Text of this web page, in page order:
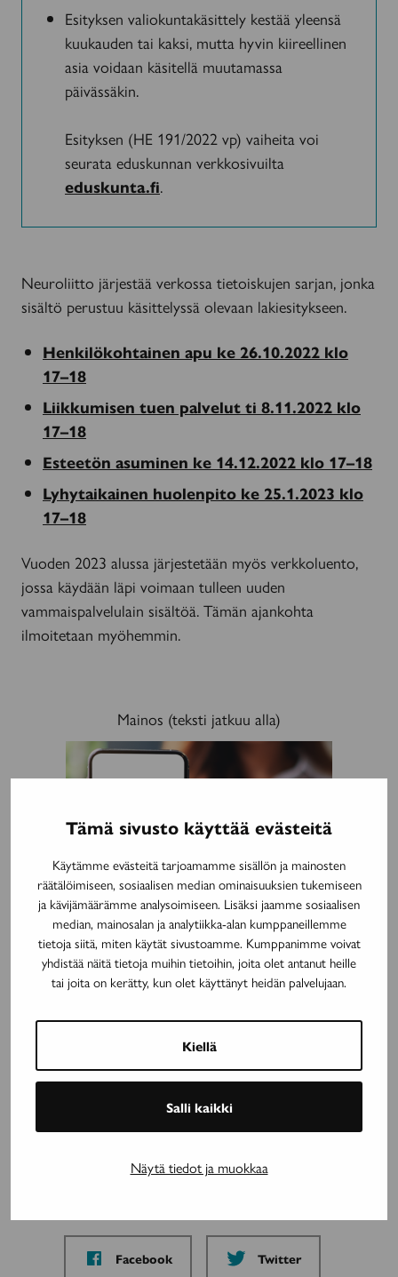
Tämä sivusto käyttää evästeitä
Käytämme evästeitä tarjoamamme sisällön ja mainosten
räätälöimiseen, sosiaalisen median ominaisuuksien tukemiseen
ja kävijämäärämme analysoimiseen. Lisäksi jaamme sosiaalisen
median, mainosalan ja analytiikka-alan kumppaneillemme
tietoja siitä, miten käytät sivustoamme. Kumppanimme voivat
yhdistää näitä tietoja muihin tietoihin, joita olet antanut heille
tai joita on kerätty, kun olet käyttänyt heidän palvelujaan.
Kiellä
Salli kaikki
Näytä tiedot ja muokkaa
Esityksen valiokuntakäsittely kestää yleensä
kuukauden tai kaksi, mutta hyvin kiireellinen
asia voidaan käsitellä muutamassa
päivässäkin.
Esityksen (HE 191/2022 vp) vaiheita voi
seurata eduskunnan verkkosivuilta
eduskunta.fi.
Neuroliitto järjestää verkossa tietoiskujen sarjan, jonka
sisältö perustuu käsittelyssä olevaan lakiesitykseen.
Henkilökohtainen apu ke 26.10.2022 klo
17–18
Liikkumisen tuen palvelut ti 8.11.2022 klo
17–18
Esteetön asuminen ke 14.12.2022 klo 17–18
Lyhytaikainen huolenpito ke 25.1.2023 klo
17–18
Vuoden 2023 alussa järjestetään myös verkkoluento,
jossa käydään läpi voimaan tulleen uuden
vammaispalvelulain sisältöä. Tämän ajankohta
ilmoitetaan myöhemmin.
Mainos (teksti jatkuu alla)
MAINOS
Mainos päättyy
Tämä artikkeli julkaistiin myös lehdessä:Avain 4/2022 Liikunta
Avainsanat:esteettömyys osallisuus vammaispalvelulaki
Jaa
Facebook
Jaa
Twitter